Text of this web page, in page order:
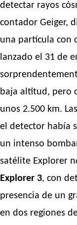
detectar rayos
contador Geiger,
una partícula con
lanzado el 31 de
baja altitud, pero
unos 2.500 km.
el detector había
un intenso
satélite Explorer
Explorer 3, con
presencia de un
en dos regiones